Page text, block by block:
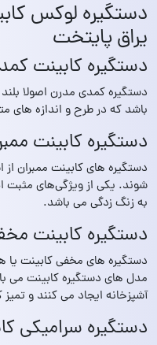
دستگیره لوکس
یراق پایتخت
دستگیره کابینت
دستگيره کمدی مدرن اصولا
باشد که در طرح و اندازه
دستگیره کابینت
دستگیره های کابینت ممبران
شوند. یکی از ویژگی‌های مثبت
به زنگ زدگی می باشد.
دستگیره کابینت
دستگیره های مخفی کابینت یا
مدل های دستگیره کابینت می
آشپزخانه ایجاد می کنند و
دستگیره سرامیکی